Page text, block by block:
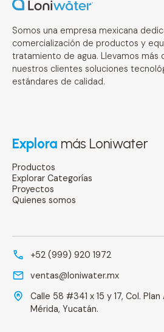
Somos una empresa mexicana
comercialización de productos y
tratamiento de agua. Llevamos más
nuestros clientes soluciones
estándares de calidad.
Explora más Loniwater
Productos
Explorar Categorías
Proyectos
Quienes somos
+52 (999) 920 1972
ventas@loniwater.mx
Calle 58 #341 x 15 y 17, Col. Plan
Mérida, Yucatán.